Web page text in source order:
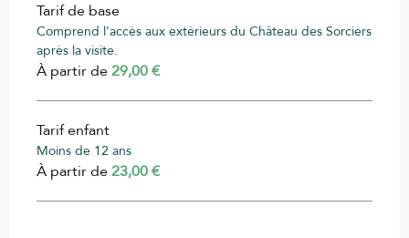
Tarif de base
Comprend l'accès aux extérieurs du Château des Sorciers
après la visite.
À partir de29,00 €
Tarif enfant
Moins de 12 ans
À partir de23,00 €